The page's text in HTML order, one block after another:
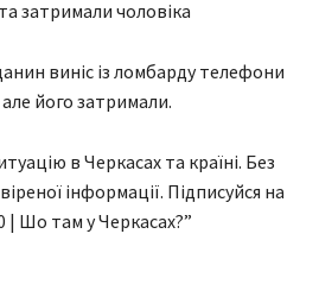
затримали чоловіка
виніс із ломбарду телефони
його затримали.
в Черкасах та країні. Без
інформації. Підписуйся на
| Шо там у Черкасах?”